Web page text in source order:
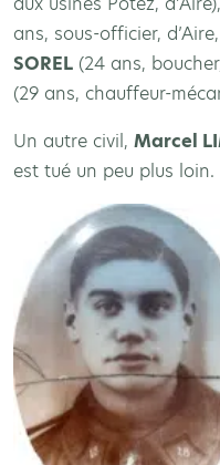
ans, sous-officier,
SOREL (24 ans,
(29 ans, chauffeur-
Un autre civil, Marcel
est tué un peu plus loin.